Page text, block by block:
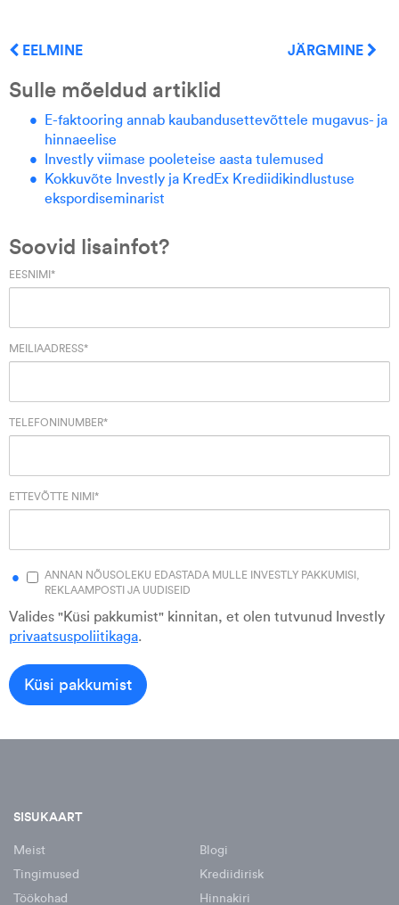
EELMINE JÄRGMINE
Sulle mõeldud artiklid
E-faktooring annab kaubandusettevõttele mugavus- ja
hinnaeelise
Investly viimase pooleteise aasta tulemused
Kokkuvõte Investly ja KredEx Krediidikindlustuse
ekspordiseminarist
Soovid lisainfot?
EESNIMI *
MEILIAADRESS*
TELEFONINUMBER*
ETTEVÕTTE NIMI *
ANNAN NÕUSOLEKU EDASTADA MULLE INVESTLY PAKKUMISI,
REKLAAMPOSTI JA UUDISEID
Valides "Küsi pakkumist" kinnitan, et olen tutvunud Investly
privaatsuspoliitikaga.
SISUKAART
Meist
Blogi
Tingimused
Krediidirisk
Töökohad
Hinnakiri